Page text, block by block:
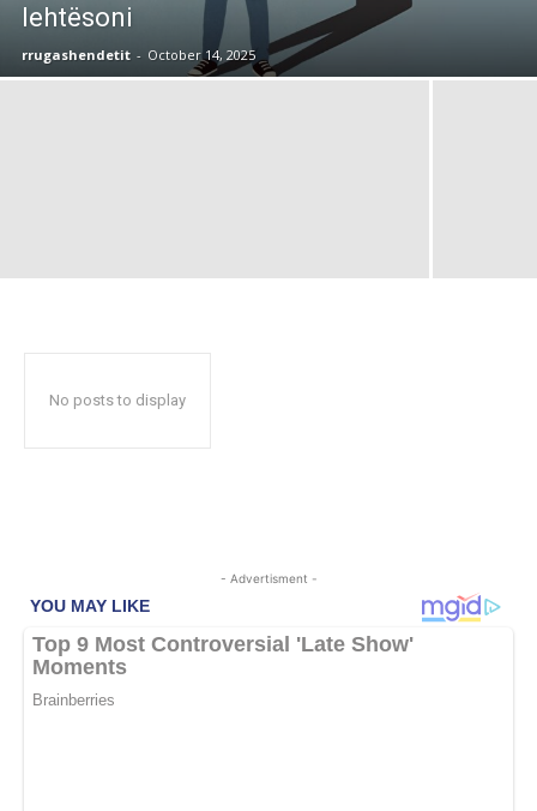
lehtësoni
rrugashendetit - October 14, 2025
No posts to display
- Advertisment -